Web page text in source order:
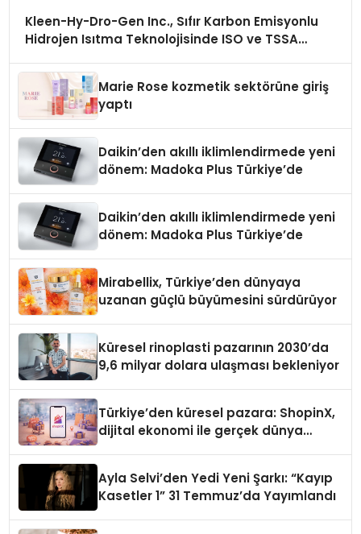
Kleen-Hy-Dro-Gen Inc., Sıfır Karbon Emisyonlu
Hidrojen Isıtma Teknolojisinde ISO ve TSSA
Marie Rose kozmetik sektörüne giriş
yaptı
Daikin’den akıllı iklimlendirmede yeni
dönem: Madoka Plus Türkiye’de
Daikin’den akıllı iklimlendirmede yeni
dönem: Madoka Plus Türkiye’de
Mirabellix, Türkiye’den dünyaya
uzanan güçlü büyümesini sürdürüyor
Küresel rinoplasti pazarının 2030’da
9,6 milyar dolara ulaşması bekleniyor
Türkiye’den küresel pazara: ShopinX,
dijital ekonomi ile gerçek dünya
Ayla Selvi’den Yedi Yeni Şarkı: “Kayıp
Kasetler 1” 31 Temmuz’da Yayımlandı